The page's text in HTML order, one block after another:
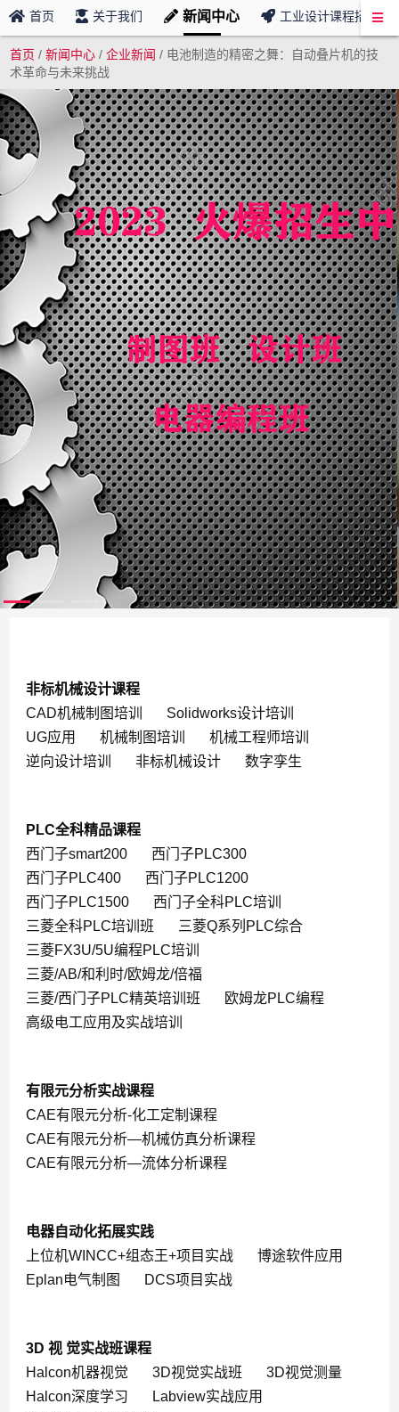
首页 关于我们 新闻中心 工业设计课程招募
首页 /新闻中心 /企业新闻 / 电池制造的精密之舞：自动叠片机的技
术革命与未来挑战
非标机械设计课程
CAD机械制图培训
Solidworks设计培训
UG应用
机械制图培训
机械工程师培训
逆向设计培训
非标机械设计 数字孪生
PLC全科精品课程
西门子smart200
西门子PLC300
西门子PLC400
西门子PLC1200
西门子PLC1500
西门子全科PLC培训
三菱全科PLC培训班
三菱Q系列PLC综合
三菱FX3U/5U编程PLC培训
三菱/AB/和利时/欧姆龙/倍福
三菱/西门子PLC精英培训班
欧姆龙PLC编程
高级电工应用及实战培训
有限元分析实战课程
CAE有限元分析-化工定制课程
CAE有限元分析—机械仿真分析课程
CAE有限元分析—流体分析课程
电器自动化拓展实践
上位机WINCC+组态王+项目实战
博途软件应用
Eplan电气制图
DCS项目实战
3D 视 觉实战班课程
Halcon机器视觉
3D视觉实战班
3D视觉测量
Halcon深度学习
Labview实战应用